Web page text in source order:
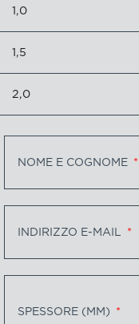
1,0
1,5
2,0
NOME E COGNOME
INDIRIZZO E-MAIL
SPESSORE (MM)